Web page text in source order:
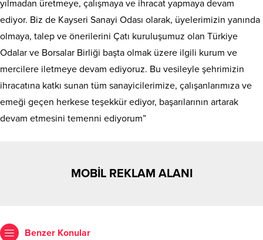
yılmadan üretmeye, çalışmaya ve ihracat yapmaya devam
ediyor. Biz de Kayseri Sanayi Odası olarak, üyelerimizin yanında
olmaya, talep ve önerilerini Çatı kuruluşumuz olan Türkiye
Odalar ve Borsalar Birliği başta olmak üzere ilgili kurum ve
mercilere iletmeye devam ediyoruz. Bu vesileyle şehrimizin
ihracatına katkı sunan tüm sanayicilerimize, çalışanlarımıza ve
emeği geçen herkese teşekkür ediyor, başarılarının artarak
devam etmesini temenni ediyorum”
MOBİL REKLAM ALANI
Benzer Konular